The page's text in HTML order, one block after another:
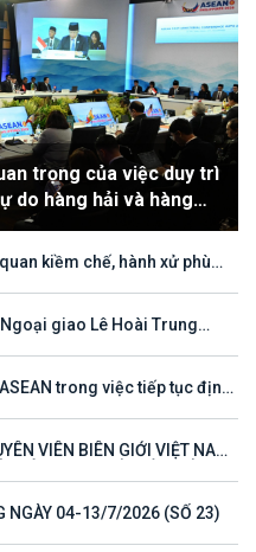
trọng của việc duy trì
do hàng hải và hàng
kiềm chế, hành xử phù
và thềm lục địa của quốc gia
giao Lê Hoài Trung
trong việc tiếp tục định
VIÊN BIÊN GIỚI VIỆT NAM
NGÀY 04-13/7/2026 (SỐ 23)